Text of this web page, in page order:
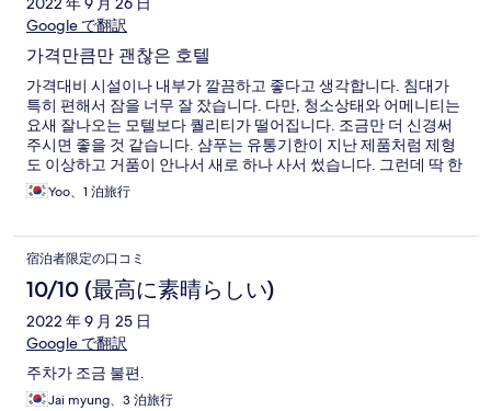
Google で翻訳
가격만큼만 괜찮은 호텔
가격대비 시설이나 내부가 깔끔하고 좋다고 생각합니다. 침대가
특히 편해서 잠을 너무 잘 잤습니다. 다만, 청소상태와 어메니티는
요새 잘나오는 모텔보다 퀄리티가 떨어집니다. 조금만 더 신경써
주시면 좋을 것 같습니다. 샴푸는 유통기한이 지난 제품처럼 제형
도 이상하고 거품이 안나서 새로 하나 사서 썼습니다. 그런데 딱 한
가지 힘주어 말하고 싶은 부분은 바퀴벌레 입니다. 호텔에서 바퀴
벌레 보기는 또 처음이에요ㅠㅠ... 새끼 바퀴벌레가 많길래 여기저
묵었던 호실은 1510호 입니다. 청소와 어메니티 그리고 바퀴벌레
는 꼭 개선되었으면 좋겠습니다.
Yoo、1 泊旅行
宿泊者限定の口コミ
10/10 (最高に素晴らしい)
2022 年 9 月 25 日
Google で翻訳
주차가 조금 불편.
Jai myung、3 泊旅行